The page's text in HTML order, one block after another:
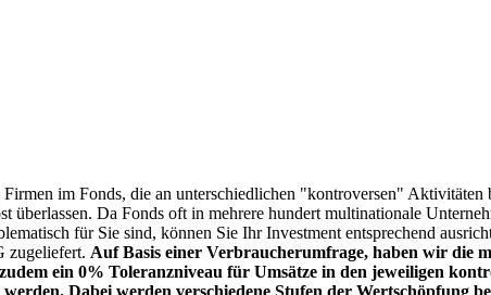
im Fonds, die an unterschiedlichen "kontroversen"
überlassen. Da Fonds oft in mehrere hundert multinationale
für Sie sind, können Sie Ihr Investment entsprechend
zugeliefert. Auf Basis einer Verbraucherumfrage, haben wir die
ein 0% Toleranzniveau für Umsätze in den jeweiligen
Dabei werden verschiedene Stufen der Wertschöpfung